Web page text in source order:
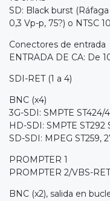
SD: Black burst
0,3 Vp-p, 75?) o NTSC
Conectores de entrada
ENTRADA DE CA: De
SDI-RET (1 a 4)
BNC (x4)
3G-SDI: SMPTE ST424/
HD-SDI: SMPTE ST292
SD-SDI: MPEG ST259,
PROMPTER 1
PROMPTER 2/VBS-RET
BNC (x2), salida en